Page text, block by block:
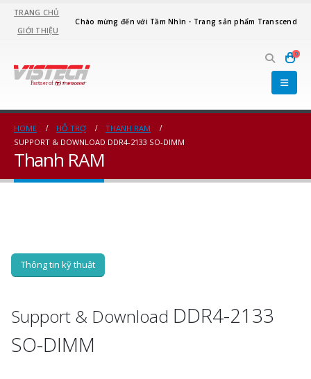
TRANG CHỦ
GIỚI THIỆU
Chào mừng đến với Tầm Nhìn - Trang sản phẩm Transcend
0
HOME HỖ TRỢ
THANH RAM
SUPPORT & DOWNLOAD DDR4-2133 SO-DIMM
Thanh RAM
Thông tin kỹ thuật
Support & Download DDR4-2133
SO-DIMM